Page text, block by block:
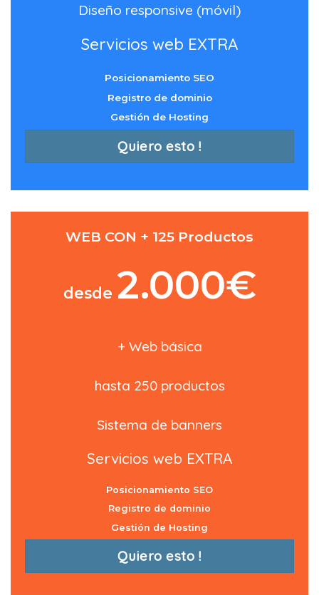
Diseño responsive (móvil)
Servicios web EXTRA
Posicionamiento SEO
Registro de dominio
Gestión de Hosting
Quiero esto !
WEB CON + 125 Productos
desde 2.000€
+ Web básica
hasta 250 productos
Sistema de banners
Servicios web EXTRA
Posicionamiento SEO
Registro de dominio
Gestión de Hosting
Quiero esto !